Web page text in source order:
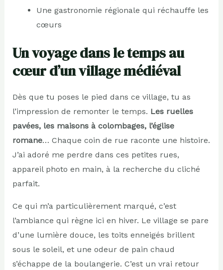
Une gastronomie régionale qui réchauffe les
cœurs
Un voyage dans le temps au
cœur d’un village médiéval
Dès que tu poses le pied dans ce village, tu as
l’impression de remonter le temps. Les ruelles
pavées, les maisons à colombages, l’église
romane… Chaque coin de rue raconte une histoire.
J’ai adoré me perdre dans ces petites rues,
appareil photo en main, à la recherche du cliché
parfait.
Ce qui m’a particulièrement marqué, c’est
l’ambiance qui règne ici en hiver. Le village se pare
d’une lumière douce, les toits enneigés brillent
sous le soleil, et une odeur de pain chaud
s’échappe de la boulangerie. C’est un vrai retour